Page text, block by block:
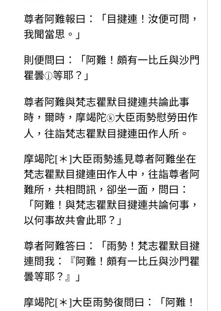
尊者阿難報曰：「目揵連！汝便可問，
我聞當思。」
則便問曰：「阿難！頗有一比丘與沙門
瞿曇ⓙ等耶？」
尊者阿難與梵志瞿默目揵連共論此事
時，爾時，摩竭陀ⓚ大臣雨勢慰勞田作
人，往詣梵志瞿默目揵連田作人所。
摩竭陀[＊]大臣雨勢遙見尊者阿難坐在
梵志瞿默目揵連田作人中，往詣尊者阿
難所，共相問訊，卻坐一面，問曰：
「阿難！與梵志瞿默目揵連共論何事，
以何事故共會此耶？」
尊者阿難答曰：「雨勢！梵志瞿默目揵
連問我：『阿難！頗有一比丘與沙門瞿
曇等耶？』」
摩竭陀[＊]大臣雨勢復問曰：「阿難！